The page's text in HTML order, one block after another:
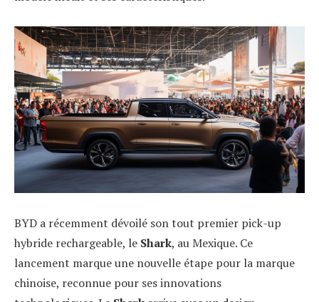
BYD a récemment dévoilé son tout premier pick-up
hybride rechargeable, le Shark, au Mexique. Ce
lancement marque une nouvelle étape pour la marque
chinoise, reconnue pour ses innovations